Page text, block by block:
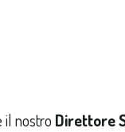
il nostro Direttore